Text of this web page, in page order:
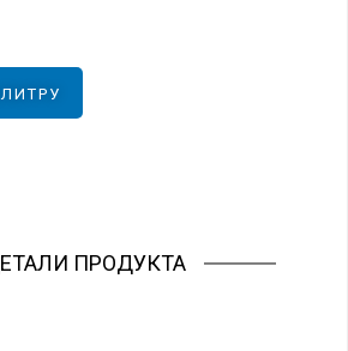
ПРОДУКТА